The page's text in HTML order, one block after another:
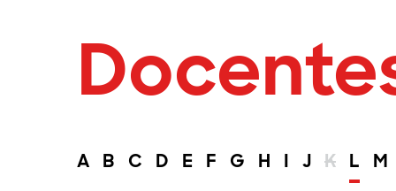
A B C D E F G H I J K L M